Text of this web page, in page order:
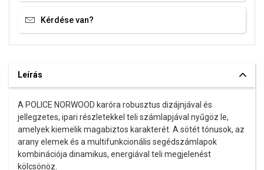
Kérdése van?
Leírás
A POLICE NORWOOD karóra robusztus dizájnjával és
jellegzetes, ipari részletekkel teli számlapjával nyűgöz le,
amelyek kiemelik magabiztos karakterét. A sötét tónusok, az
arany elemek és a multifunkcionális segédszámlapok
kombinációja dinamikus, energiával teli megjelenést
kölcsönöz.